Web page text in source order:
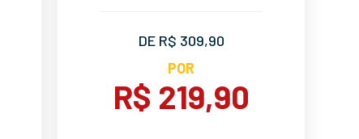
DE R$ 309,90
POR
R$ 219,90